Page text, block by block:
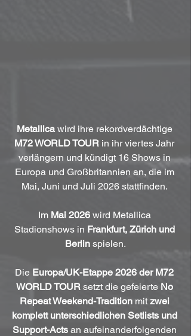
Metallica wird ihre rekordverdächtige
M72 WORLD TOUR in ihr viertes Jahr
verlängern und kündigt 16 Shows in
Europa und Großbritannien an, die im
Mai, Juni und Juli 2026 stattfinden.
Im Mai 2026 wird Metallica
Stadionshows in Frankfurt, Zürich und
Berlin spielen.
Die Europa/UK-Etappe 2026 der M72
WORLD TOUR setzt die gefeierte No
Repeat Weekend-Tradition mit zwei
komplett unterschiedlichen Setlists und
Support-Acts an aufeinanderfolgenden